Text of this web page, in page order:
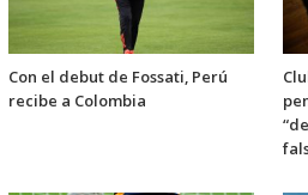
Con el debut de Fossati, Perú
recibe a Colombia